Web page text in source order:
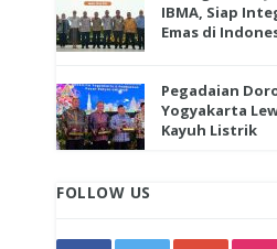
IBMA, Siap
Emas di
Pegadaian
Yogyakarta
Kayuh Listrik
FOLLOW US